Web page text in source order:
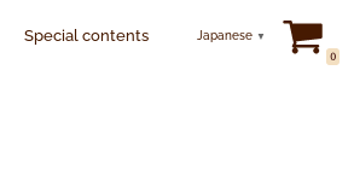
Special contents Japanese ▼
0